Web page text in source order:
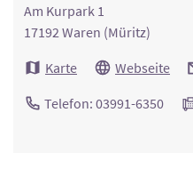
Am Kurpark 1
17192 Waren (Müritz)
Karte
Webseite
Telefon: 03991-6350